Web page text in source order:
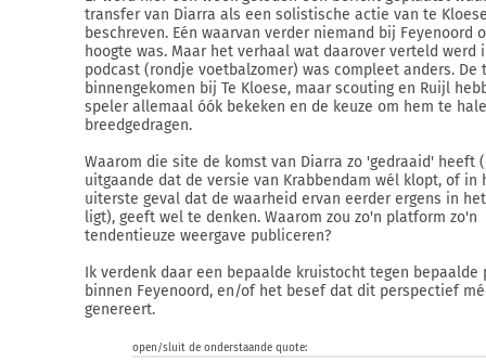
transfer van Diarra als een solistische actie van te
beschreven. Eén waarvan verder niemand bij Feyenoord
hoogte was. Maar het verhaal wat daarover verteld werd
podcast (rondje voetbalzomer) was compleet anders. De
binnengekomen bij Te Kloese, maar scouting en Ruijl
speler allemaal óók bekeken en de keuze om hem te
breedgedragen.
Waarom die site de komst van Diarra zo 'gedraaid' heeft
uitgaande dat de versie van Krabbendam wél klopt, of in
uiterste geval dat de waarheid ervan eerder ergens in
ligt), geeft wel te denken. Waarom zou zo'n platform zo'n
tendentieuze weergave publiceren?
Ik verdenk daar een bepaalde kruistocht tegen bepaalde
binnen Feyenoord, en/of het besef dat dit perspectief
genereert.
open/sluit de onderstaande quote: